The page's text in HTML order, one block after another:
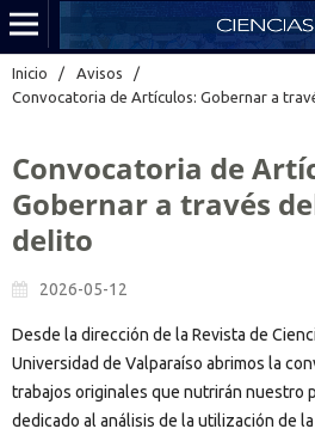
Inicio / Avisos
/
Convocatoria de Artículos: Gobernar a
Convocatoria de
Gobernar a través
delito
2026-05-12
Desde la dirección de la Revista de
Universidad de Valparaíso abrimos la
trabajos originales que nutrirán nuestro
dedicado al análisis de la utilización de